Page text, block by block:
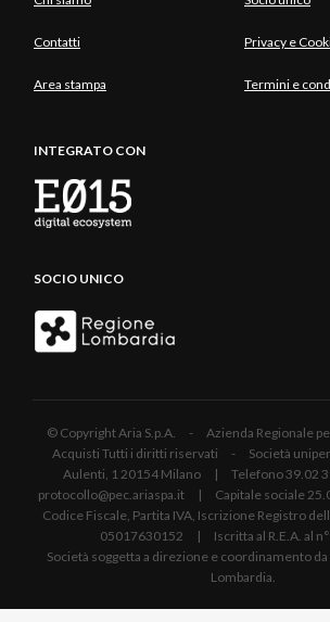
Contatti Privacy e
Area stampa Termini e
INTEGRATO CON
SOCIO UNICO
© Copyright Aria S.p.A. - Azienda Regionale
Acquisti Tutti i diritti riservati - Società
Aulenti, 1 20154 Milano | Telefono 39.02
protocollo@pec.ariaspa.it | Capitale sociale
Codice Fiscale, Partita IVA, Iscrizione Registro
05017630152 | Iscritta al R.E.A. al
Società soggetta a direzione e coordinamento
Lombardia.